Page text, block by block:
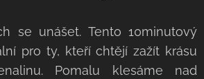
se unášet. Tento 10minutový
pro ty, kteří chtějí zažít krásu
Pomalu klesáme nad